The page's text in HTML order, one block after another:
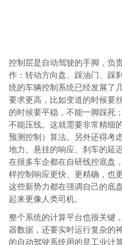
控制层是自动驾驶的手脚，负
作：转动方向盘、踩油门、踩
统的车辆控制系统已经发展了
要求更高，比如变道的时候要
的时候要平稳，不能一脚踩死
不能压线。这就需要非常精细
预测控制）算法。另外还得考
地力、悬挂的响应、刹车的延
在很多车企都在自研线控底盘
样控制响应更快、更精确，也
这些新势力都在强调自己的底
起来更像人类司机。
整个系统的计算平台也很关键
器数据，还要实时运行复杂的
的自动驾驶系统用的是工业计